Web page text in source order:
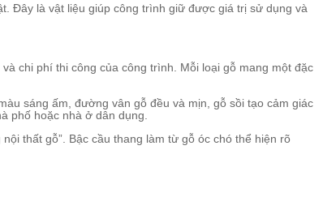
Đây là vật liệu giúp công trình giữ được giá trị sử dụng và
chi phí thi công của công trình. Mỗi loại gỗ mang một đặc
sáng ấm, đường vân gỗ đều và mịn, gỗ sồi tạo cảm giác
phố hoặc nhà ở dân dụng.
thất gỗ”. Bậc cầu thang làm từ gỗ óc chó thể hiện rõ